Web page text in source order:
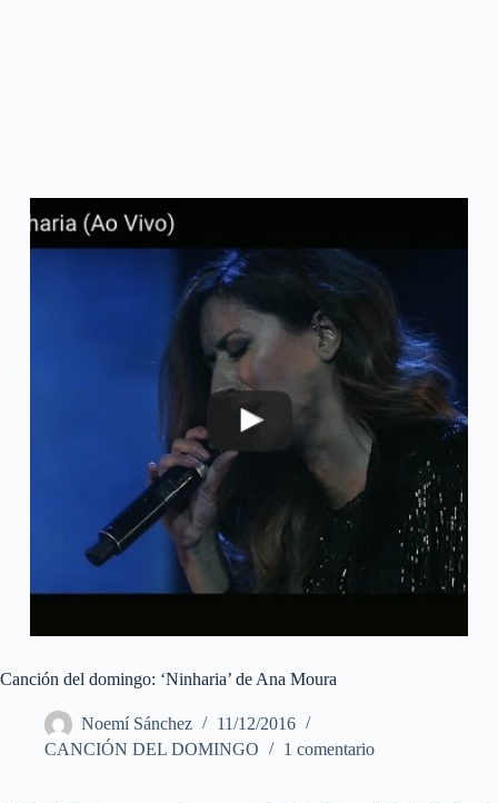
Canción del domingo: ‘Ninharia’ de Ana Moura
Noemí Sánchez
11/12/2016
CANCIÓN DEL DOMINGO
1 comentario